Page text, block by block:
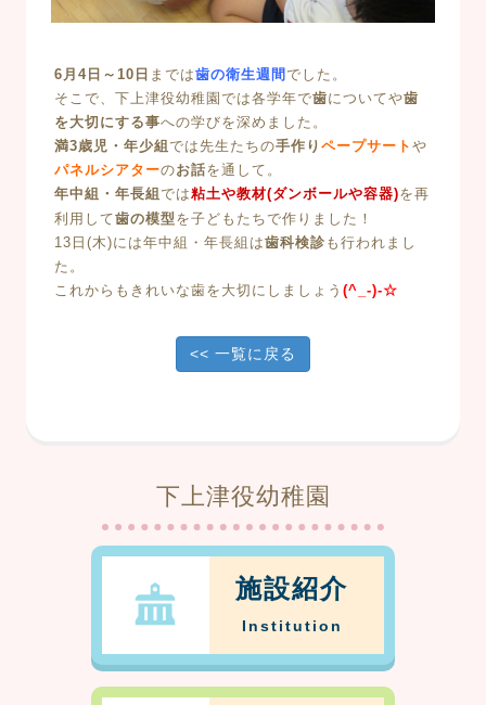
6月4日～10日 までは歯の衛生週間でした。
そこで、下上津役幼稚園では各学年で歯についてや歯
を大切にする事への学びを深めました。
満3歳児・年少組では先生たちの手作りペープサートや
パネルシアターのお話を通して。
年中組・年長組では粘土や教材(ダンボールや容器)を再
利用して歯の模型 を子どもたちで作りました！
13日(木)には年中組・年長組は歯科検診 も行われまし
た。
これからもきれいな歯を大切にしましょう(^_-)-☆
<< 一覧に戻る
下上津役幼稚園
施設紹介
Institution